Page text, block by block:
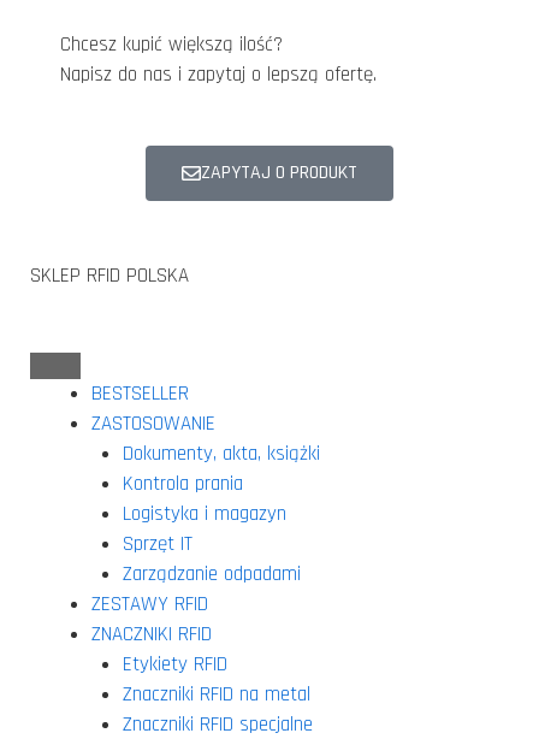
Chcesz kupić większą ilość?
Napisz do nas i zapytaj o lepszą ofertę.
ZAPYTAJ O PRODUKT
SKLEP RFID POLSKA
BESTSELLER
ZASTOSOWANIE
Dokumenty, akta, książki
Kontrola prania
Logistyka i magazyn
Sprzęt IT
Zarządzanie odpadami
ZESTAWY RFID
ZNACZNIKI RFID
Etykiety RFID
Znaczniki RFID na metal
Znaczniki RFID specjalne